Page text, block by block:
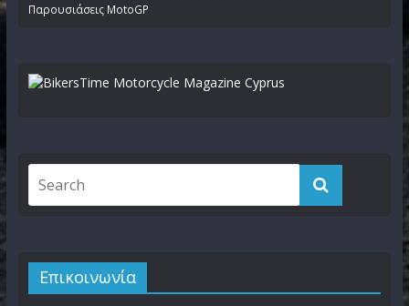
Παρουσιάσεις MotoGP
Επικοινωνία